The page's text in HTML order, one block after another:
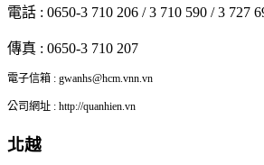
電話 : 0650-3 710 206 / 3 710 590 / 3 727
傳真 : 0650-3 710 207
電子信箱 : gwanhs@hcm.vnn.vn
公司網址 : http://quanhien.vn
北越